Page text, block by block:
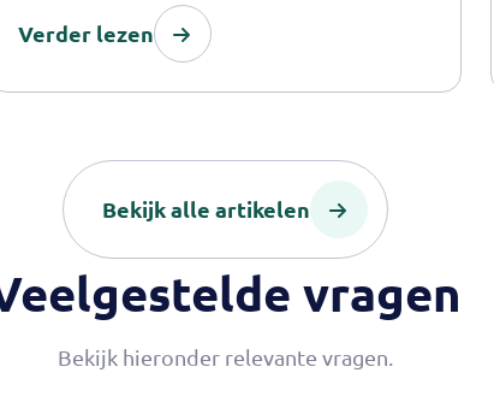
online. Het platform biedt naasten de
mogelijkheid om met elkaar in gesprek te
gaan, naasten vinden er tips en
op uiteenlopende manieren. 10 november
is de officiële start van de website.
Verder lezen
Bekijk alle artikelen
vragen
Bekijk hieronder relevante vragen.